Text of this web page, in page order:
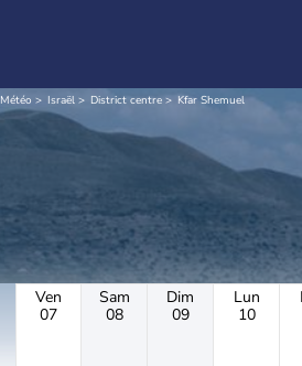
Météo Israël District centre Kfar Shemuel
Ven
07
Sam
08
Dim
09
Lun
10